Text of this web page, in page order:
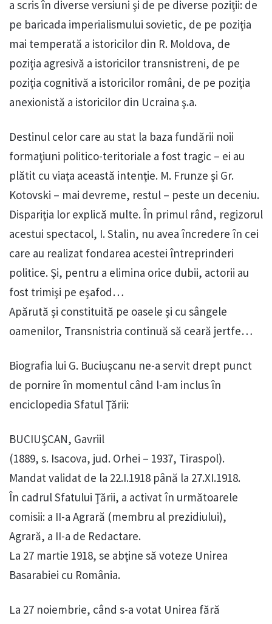
a scris în diverse versiuni şi de pe diverse poziţii: de
pe baricada imperialismului sovietic, de pe poziţia
mai temperată a istoricilor din R. Moldova, de
poziţia agresivă a istoricilor transnistreni, de pe
poziţia cognitivă a istoricilor români, de pe poziţia
anexionistă a istoricilor din Ucraina ş.a.
Destinul celor care au stat la baza fundării noii
formaţiuni politico-teritoriale a fost tragic – ei au
plătit cu viaţa această intenţie. M. Frunze şi Gr.
Kotovski – mai devreme, restul – peste un deceniu.
Dispariţia lor explică multe. În primul rând, regizorul
acestui spectacol, I. Stalin, nu avea încredere în cei
care au realizat fondarea acestei întreprinderi
politice. Şi, pentru a elimina orice dubii, actorii au
fost trimişi pe eşafod…
Apărută şi constituită pe oasele şi cu sângele
oamenilor, Transnistria continuă să ceară jertfe…
Biografia lui G. Buciuşcanu ne-a servit drept punct
de pornire în momentul când l-am inclus în
enciclopedia Sfatul Ţării:
BUCIUŞCAN, Gavriil
(1889, s. Isacova, jud. Orhei – 1937, Tiraspol).
Mandat validat de la 22.I.1918 până la 27.XI.1918.
În cadrul Sfatului Ţării, a activat în următoarele
comisii: a II-a Agrară (membru al prezidiului),
Agrară, a II-a de Redactare.
La 27 martie 1918, se abţine să voteze Unirea
Basarabiei cu România.
La 27 noiembrie, când s-a votat Unirea fără